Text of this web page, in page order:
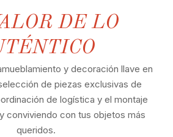
DE LO
y decoración llave en
de piezas exclusivas de
de logística y el montaje
conviviendo con tus objetos más
queridos.